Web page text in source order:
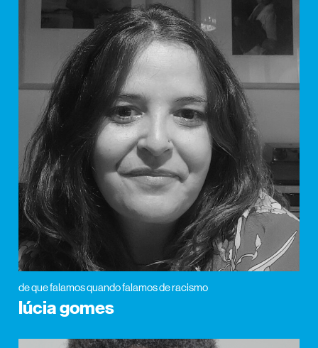
de que falamos quando falamos de racismo
lúcia gomes